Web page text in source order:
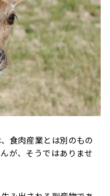
食肉産業とは別のもの
が、そうではありませ